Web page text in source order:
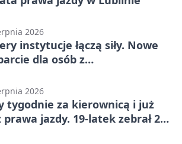
2026
instytucje łączą siły. Nowe
dla osób z
2026
tygodnie za kierownicą i już
prawa jazdy. 19-latek zebrał 23